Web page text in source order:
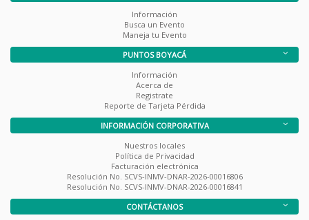
Información
Busca un Evento
Maneja tu Evento
PUNTOS BOYACÁ
Información
Acerca de
Registrate
Reporte de Tarjeta Pérdida
INFORMACIÓN CORPORATIVA
Nuestros locales
Política de Privacidad
Facturación electrónica
Resolución No. SCVS-INMV-DNAR-2026-00016806
Resolución No. SCVS-INMV-DNAR-2026-00016841
CONTÁCTANOS